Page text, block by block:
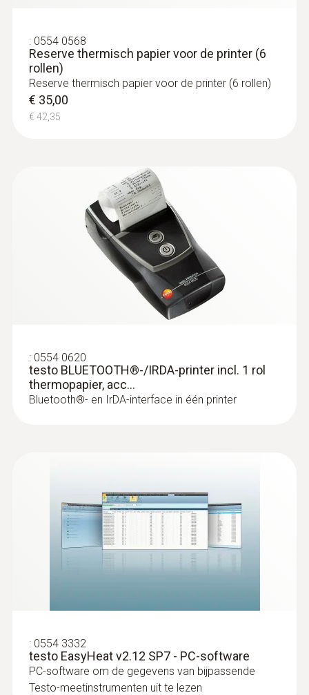
: 0554 0568
Reserve thermisch papier voor de printer (6
rollen)
Reserve thermisch papier voor de printer (6 rollen)
€ 35,00
€ 42,35
: 0554 0620
testo BLUETOOTH®-/IRDA-printer incl. 1 rol
thermopapier, acc...
Bluetooth®- en IrDA-interface in één printer
: 0554 3332
testo EasyHeat v2.12 SP7 - PC-software
PC-software om de gegevens van bijpassende
Testo-meetinstrumenten uit te lezen